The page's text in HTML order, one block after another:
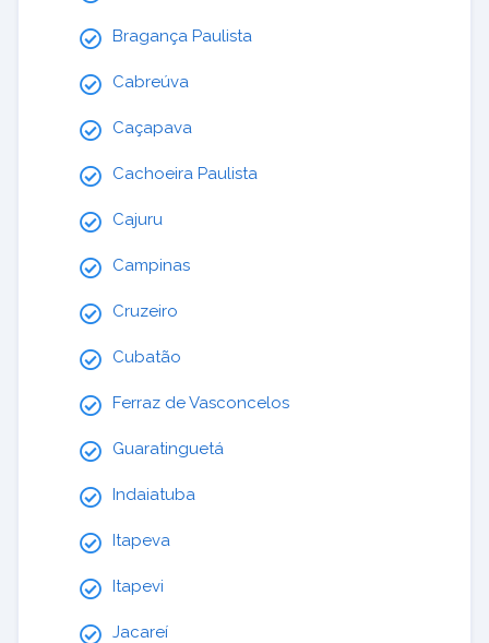
Bragança Paulista
Cabreúva
Caçapava
Cachoeira Paulista
Cajuru
Campinas
Cruzeiro
Cubatão
Ferraz de Vasconcelos
Guaratinguetá
Indaiatuba
Itapeva
Itapevi
Jacareí